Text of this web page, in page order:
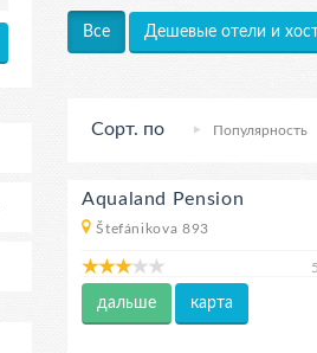
Все Дешевые отели и
Сорт. по Популярность
Aqualand Pension
Štefánikova 893
дальше карта